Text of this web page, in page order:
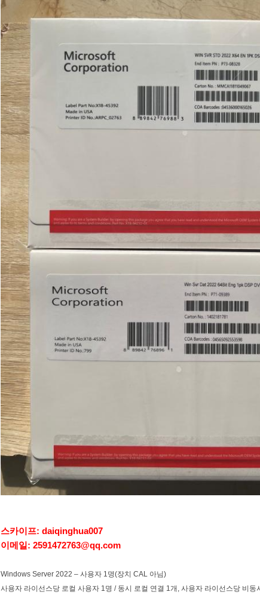
스카이프: daiqinghua007
이메일: 2591472763@qq.com
Windows Server 2022 – 사용자 1명(장치 CAL 아님)
사용자 라이선스당 로컬 사용자 1명 / 동시 로컬 연결 1개, 사용자 라이선스당 비동